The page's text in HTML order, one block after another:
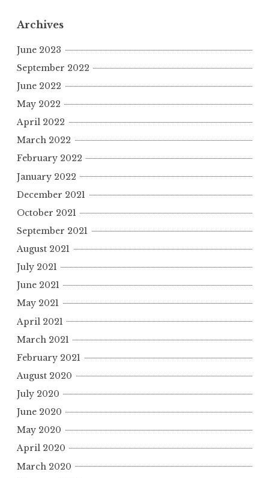
Archives
June 2023
September 2022
June 2022
May 2022
April 2022
March 2022
February 2022
January 2022
December 2021
October 2021
September 2021
August 2021
July 2021
June 2021
May 2021
April 2021
March 2021
February 2021
August 2020
July 2020
June 2020
May 2020
April 2020
March 2020